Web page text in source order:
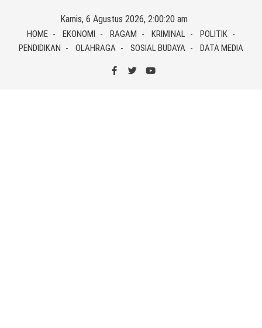
content
Kamis, 6 Agustus 2026, 2:00:20 am
HOME EKONOMI RAGAM KRIMINAL
POLITIK
PENDIDIKAN
OLAHRAGA SOSIAL BUDAYA DATA MEDIA